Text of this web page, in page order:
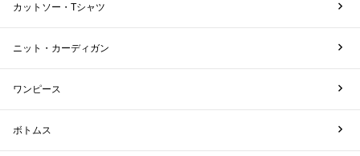
カットソー・Tシャツ
ニット・カーディガン
ワンピース
ボトムス